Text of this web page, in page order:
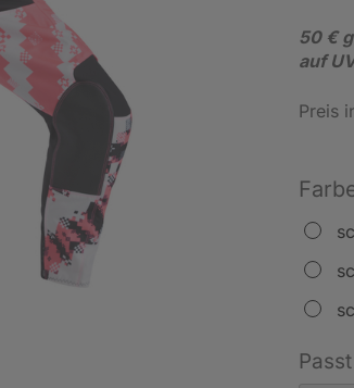
50 €
auf
Preis